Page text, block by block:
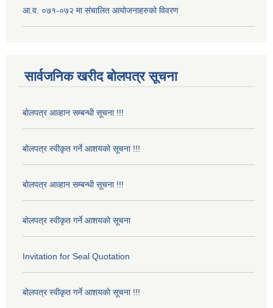
आ.व. ०७१-०७२ मा संचालित आयोजनाहरुको विवरण
सार्वजनिक खरीद बोलपत्र सूचना
बोलपत्र आव्हान सम्बन्धी सूचना !!!
बोलपत्र स्वीकृत गर्ने आशयको सूचना !!!
बोलपत्र आव्हान सम्बन्धी सूचना !!!
बोलपत्र स्वीकृत गर्ने आशयको सूचना
Invitation for Seal Quotation
बोलपत्र स्वीकृत गर्ने आशयको सूचना !!!